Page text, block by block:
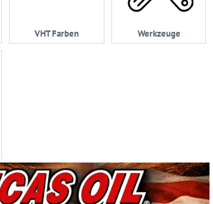
VHT Farben Werkzeuge